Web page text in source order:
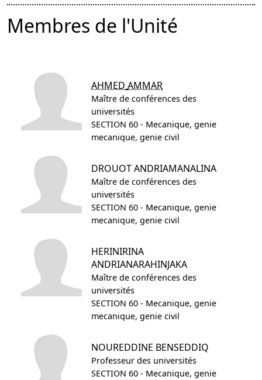
Membres de l'Unité
AHMED AMMAR
Maître de conférences des
universités
SECTION 60 - Mecanique, genie
mecanique, genie civil
DROUOTANDRIAMANALINA
Maître de conférences des
universités
SECTION 60 - Mecanique, genie
mecanique, genie civil
HERINIRINA
ANDRIANARAHINJAKA
Maître de conférences des
universités
SECTION 60 - Mecanique, genie
mecanique, genie civil
NOUREDDINE BENSEDDIQ
Professeur des universités
SECTION 60 - Mecanique, genie